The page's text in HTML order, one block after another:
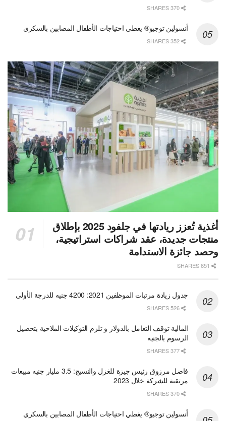
أنسولين توجيو® يغطي احتياجات الأطفال المصابين بالسكري
أغذية تُعزز ريادتها في جلفود 2025 بإطلاق
منتجات جديدة، عقد شراكات استراتيجية،
وحصد جائزة الاستدامة
جدول زيادة مرتبات الموظفين 2021: 4200 جنيه للدرجة الأولى
المالية توقف التعامل بالدولار و تلزم التوكيلات الملاحية بتحصيل
الرسوم بالجنيه
فاضل مرزوق رئيس جيزة للغزل والنسيج: 3.5 مليار جنيه مبيعات
مرتقبة للشركة خلال 2023
أنسولين توجيو® يغطي احتياجات الأطفال المصابين بالسكري